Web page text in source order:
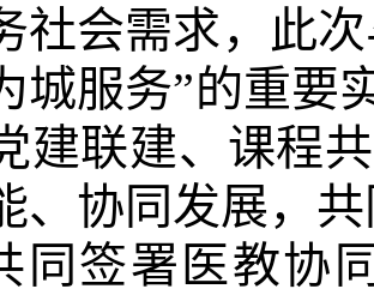
社会需求，此
城服务”的重要
建联建、课程
、协同发展，
同签署医教协